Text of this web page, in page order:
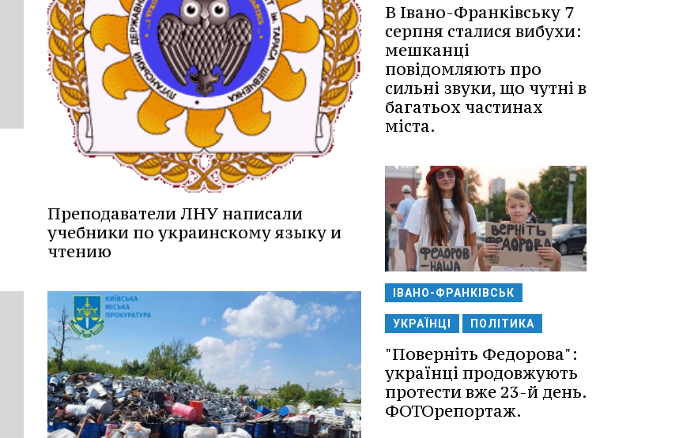
Преподаватели ЛНУ написали
учебники по украинскому языку и
чтению
В Івано-Франківську 7
серпня сталися вибухи:
мешканці
повідомляють про
сильні звуки, що чутні в
багатьох частинах
міста.
ІВАНО-ФРАНКІВСЬК
УКРАЇНЦІ ПОЛІТИКА
"Поверніть Федорова":
українці продовжують
протести вже 23-й день.
ФОТОрепортаж.